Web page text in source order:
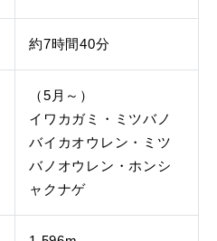
約7時間40分
（5月～）
イワカガミ・ミツバノ
バイカオウレン・ミツ
バノオウレン・ホンシ
ャクナゲ